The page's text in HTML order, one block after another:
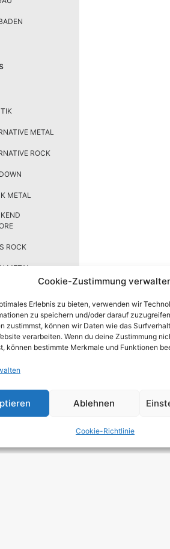
Cookie-Zustimmung
Erlebnis zu bieten, verwenden wir
zu speichern und/oder darauf
zustimmst, können wir Daten wie das
verarbeiten. Wenn du deine Zustimmung
können bestimmte Merkmale und Funktionen
Ablehnen
Cookie-Richtlinie
METAL
ROCK
METAL
ROCK
METAL
ROCK